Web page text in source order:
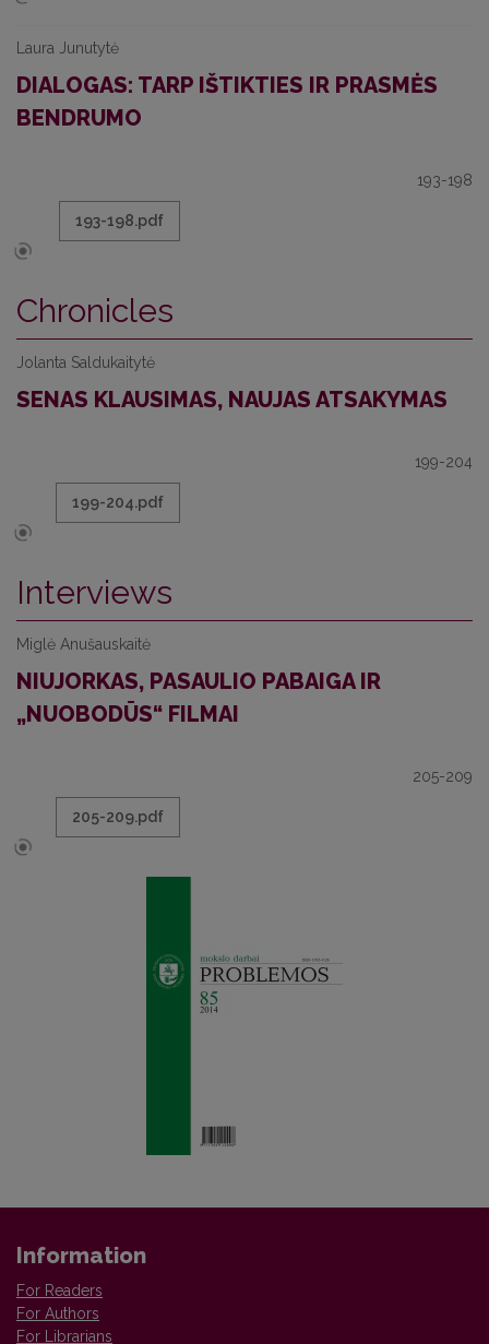
Laura Junutytė
DIALOGAS: TARP IŠTIKTIES IR PRASMĖS
BENDRUMO
193-198
193-198.pdf
Chronicles
Jolanta Saldukaitytė
SENAS KLAUSIMAS, NAUJAS ATSAKYMAS
199-204
199-204.pdf
Interviews
Miglė Anušauskaitė
NIUJORKAS, PASAULIO PABAIGA IR
„NUOBODŪS“ FILMAI
205-209
205-209.pdf
Information
For Readers
For Authors
For Librarians